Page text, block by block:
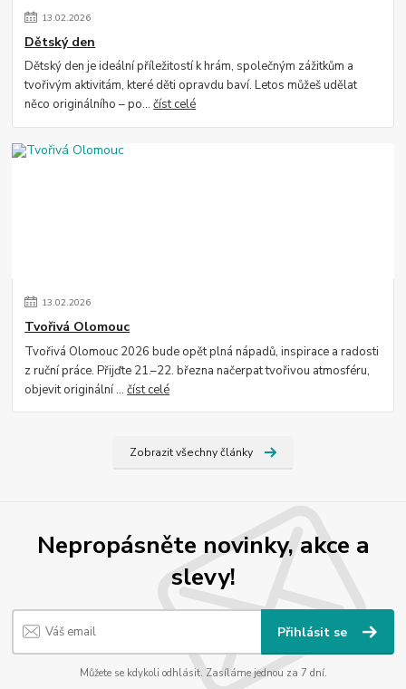
13.02.2026
Dětský den
Dětský den je ideální příležitostí k hrám, společným zážitkům a
tvořivým aktivitám, které děti opravdu baví. Letos můžeš udělat
něco originálního – po...číst celé
13.02.2026
Tvořivá Olomouc
Tvořivá Olomouc 2026 bude opět plná nápadů, inspirace a radosti
z ruční práce. Přijďte 21.–22. března načerpat tvořivou atmosféru,
objevit originální ...číst celé
Zobrazit všechny články
Nepropásněte novinky, akce a
slevy!
Přihlásit se
Můžete se kdykoli odhlásit. Zasíláme jednou za 7 dní.